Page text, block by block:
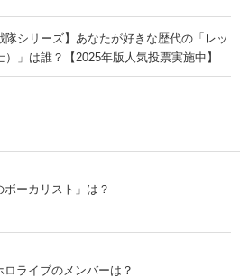
隊シリーズ】あなたが好きな歴代の「レッ
）」は誰？【2025年版人気投票実施中】
ーカリスト」は？
ライブのメンバーは？